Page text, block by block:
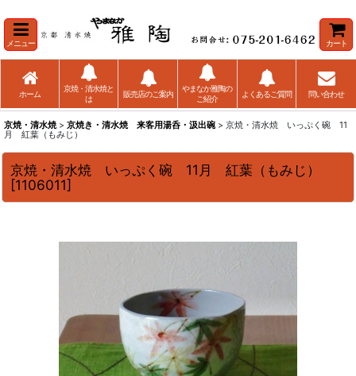
京焼・清水焼> 京焼き・清水焼 来客用湯呑・汲出碗 > 京焼・清水焼 いっぷく碗 11
月 紅葉（もみじ）
メニュー カート
ホーム
京焼・清水焼と
は
販売店のご案内
やまなか雅陶の
ご紹介
よくあるご質問 問い合わせ
京焼・清水焼 いっぷく碗 11月 紅葉（もみじ）
[1106011]